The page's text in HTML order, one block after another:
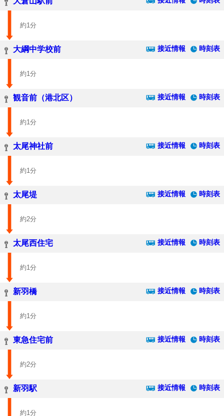
約1分
大綱中学校前 接近情報 時刻表
約1分
観音前（港北区） 接近情報 時刻表
約1分
太尾神社前 接近情報 時刻表
約1分
太尾堤 接近情報 時刻表
約2分
太尾西住宅 接近情報 時刻表
約1分
新羽橋 接近情報 時刻表
約1分
東急住宅前 接近情報 時刻表
約2分
新羽駅 接近情報 時刻表
約1分